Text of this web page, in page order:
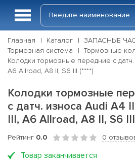
Главная Каталог
ЗАПАСНЫЕ
Тормозная система
Тормозные
Колодки тормозные передние с датч.
A6 Allroad, A8 II, S6 III (****)
Колодки тормозные
с датч. износа Audi A4
III, A6 Allroad, A8 II, S6 III
Рейтинг 0.0 0
Товар заканчивается